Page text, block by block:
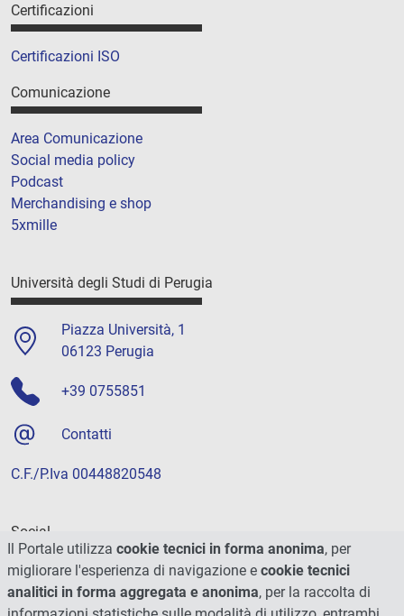
Certificazioni
Certificazioni ISO
Comunicazione
Area Comunicazione
Social media policy
Podcast
Merchandising e shop
5xmille
Università degli Studi di Perugia
Piazza Università, 1
06123 Perugia
+39 0755851
Contatti
C.F./P.Iva 00448820548
Social
Il Portale utilizza cookie tecnici in forma anonima, per
migliorare l'esperienza di navigazione e cookie tecnici
analitici in forma aggregata e anonima, per la raccolta di